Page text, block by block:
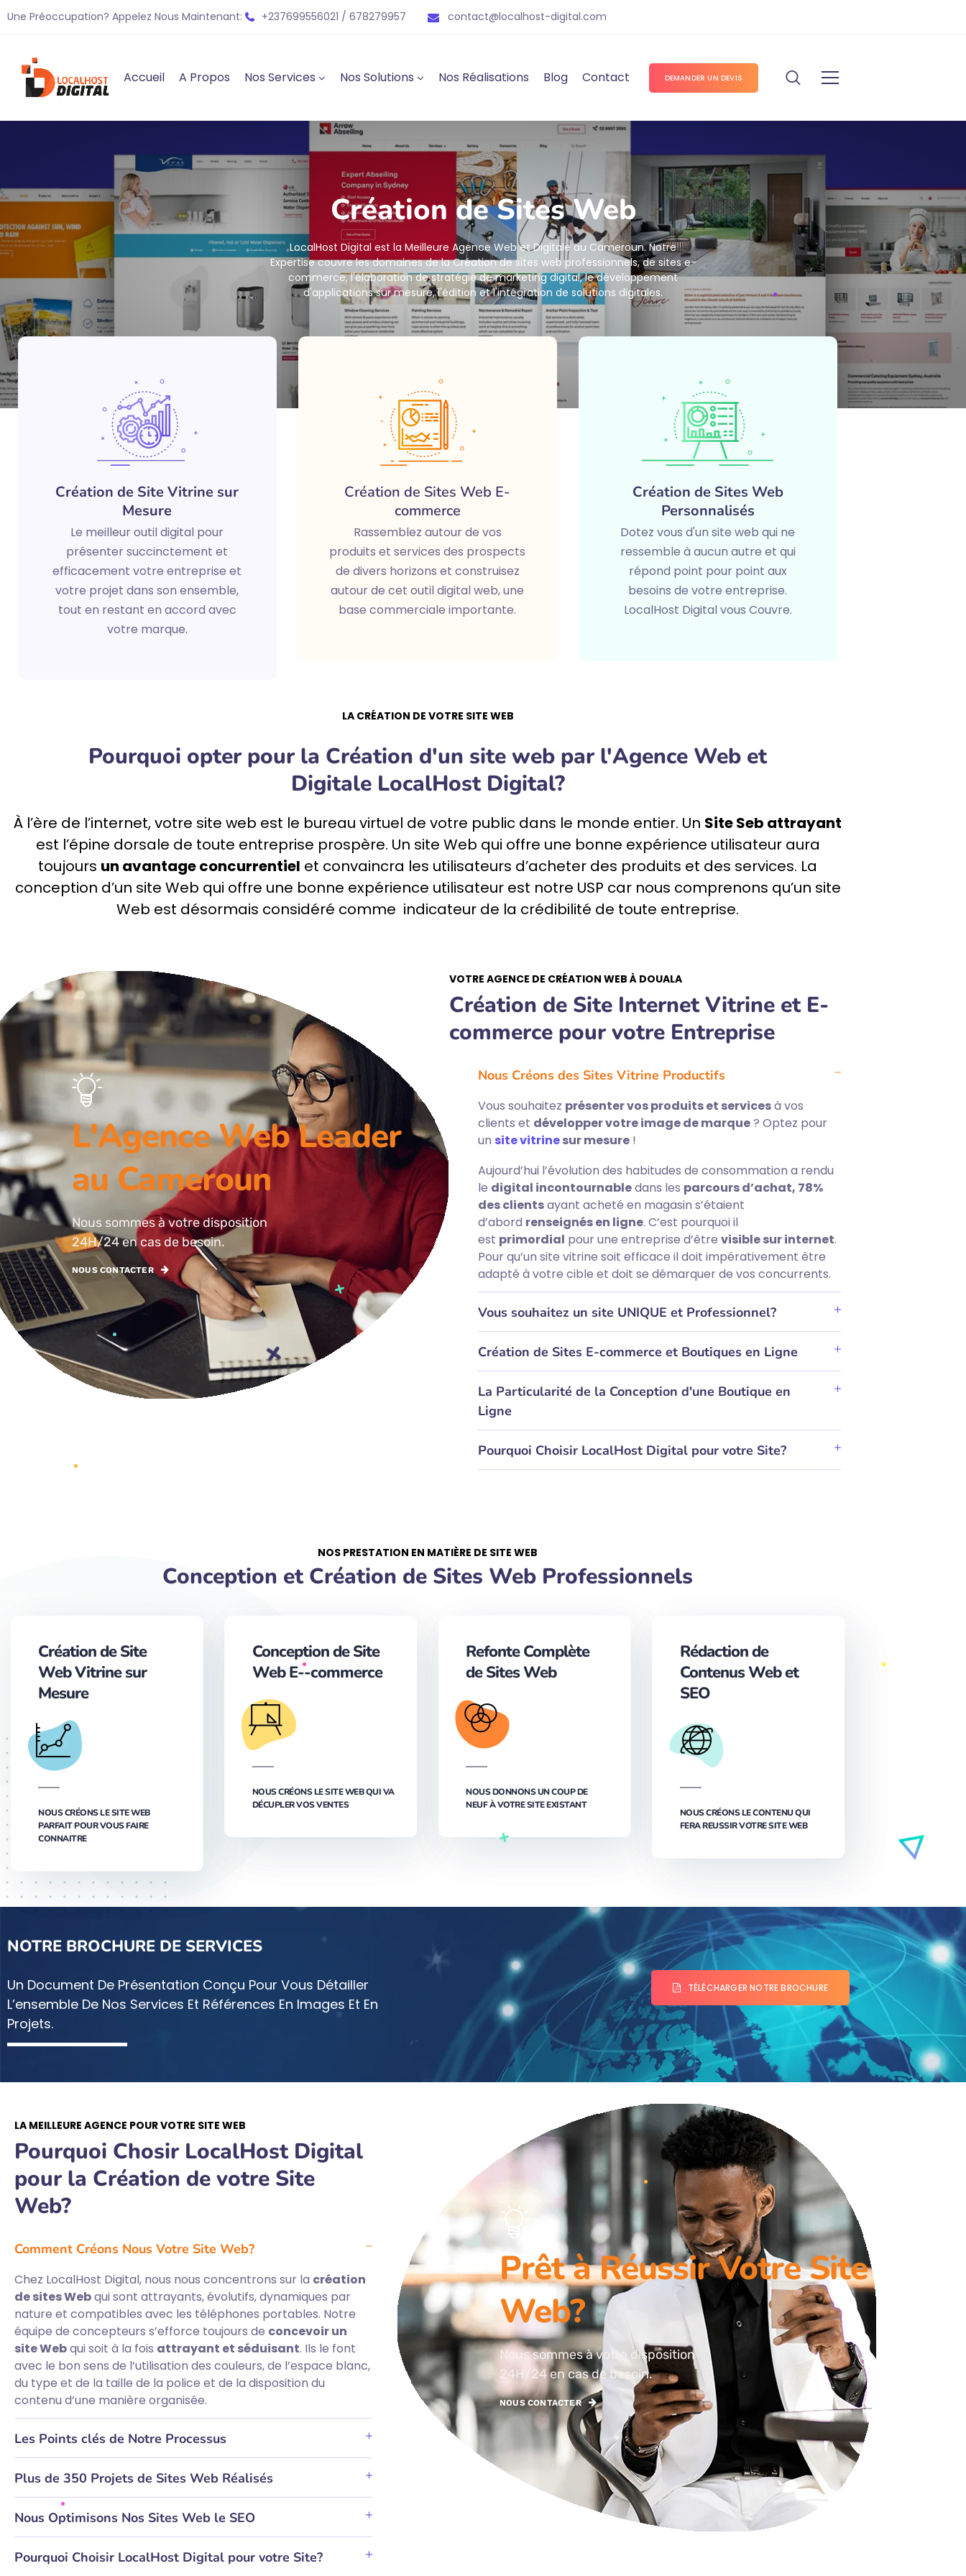
Une Préoccupation? Appelez Nous Maintenant: +237699556021 / 678279957 contact@localhost-digital.com
Accueil A Propos Nos Services Nos Solutions Nos Réalisations Blog Contact DEMANDER UN DEVIS
Création de Sites Web
LocalHost Digital est la Meilleure Agence Web et Digitale au Cameroun. Notre
Expertise couvre les domaines de la Création de sites web professionnels, de sites e-
commerce, l'élaboration de stratégie de marketing digital, le développement
d'applications sur mesure, l'édition et l'intégration de solutions digitales.
Création de Site Vitrine sur
Mesure
Le meilleur outil digital pour
présenter succinctement et
efficacement votre entreprise et
votre projet dans son ensemble,
tout en restant en accord avec
votre marque.
Création de Sites Web E-
commerce
Rassemblez autour de vos
produits et services des prospects
de divers horizons et construisez
autour de cet outil digital web, une
base commerciale importante.
Création de Sites Web
Personnalisés
Dotez vous d'un site web qui ne
ressemble à aucun autre et qui
répond point pour point aux
besoins de votre entreprise.
LocalHost Digital vous Couvre.
LA CRÉATION DE VOTRE SITE WEB
Pourquoi opter pour la Création d'un site web par l'Agence Web et
Digitale LocalHost Digital?
À l’ère de l’internet, votre site web est le bureau virtuel de votre public dans le monde entier. Un Site Seb attrayant
est l’épine dorsale de toute entreprise prospère. Un site Web qui offre une bonne expérience utilisateur aura
toujours un avantage concurrentiel et convaincra les utilisateurs d’acheter des produits et des services. La
conception d’un site Web qui offre une bonne expérience utilisateur est notre USP car nous comprenons qu’un site
Web est désormais considéré comme indicateur de la crédibilité de toute entreprise.
L'Agence Web Leader
au Cameroun
Nous sommes à votre disposition
24H/24 en cas de besoin.
NOUS CONTACTER
VOTRE AGENCE DE CRÉATION WEB À DOUALA
Création de Site Internet Vitrine et E-
commerce pour votre Entreprise
Nous Créons des Sites Vitrine Productifs
Vous souhaitez présenter vos produits et servicesà vos
clients et développer votre image de marque? Optez pour
un site vitrinesur mesure !
Aujourd’hui l’évolution des habitudes de consommation a rendu
le digital incontournabledans les parcours d’achat, 78%
des clientsayant acheté en magasin s’étaient
d’abord renseignés en ligne. C’est pourquoi il
est primordial pour une entreprise d’être visible sur internet.
Pour qu’un site vitrine soit efficace il doit impérativement être
adapté à votre cible et doit se démarquer de vos concurrents.
Vous souhaitez un site UNIQUE et Professionnel?
Création de Sites E-commerce et Boutiques en Ligne
La Particularité de la Conception d'une Boutique en
Ligne
Pourquoi Choisir LocalHost Digital pour votre Site?
NOS PRESTATION EN MATIÈRE DE SITE WEB
Conception et Création de Sites Web Professionnels
Création de Site
Web Vitrine sur
Mesure
NOUS CRÉONS LE SITE WEB
PARFAIT POUR VOUS FAIRE
CONNAITRE
Conception de Site
Web E--commerce
NOUS CRÉONS LE SITE WEB QUI VA
DÉCUPLER VOS VENTES
Refonte Complète
de Sites Web
NOUS DONNONS UN COUP DE
NEUF À VOTRE SITE EXISTANT
Rédaction de
Contenus Web et
SEO
NOUS CRÉONS LE CONTENU QUI
FERA REUSSIR VOTRE SITE WEB
NOTRE BROCHURE DE SERVICES
Un Document De Présentation Conçu Pour Vous Détailler
L’ensemble De Nos Services Et Références En Images Et En
Projets.
TÉLÉCHARGER NOTRE BROCHURE
LA MEILLEURE AGENCE POUR VOTRE SITE WEB
Pourquoi Chosir LocalHost Digital
pour la Création de votre Site
Web?
Comment Créons Nous Votre Site Web?
Chez LocalHost Digital, nous nous concentrons sur la création
de sites Webqui sont attrayants, évolutifs, dynamiques par
nature et compatibles avec les téléphones portables. Notre
équipe de concepteurs s’efforce toujours de concevoir un
site Webqui soit à la fois attrayant et séduisant. Ils le font
avec le bon sens de l’utilisation des couleurs, de l’espace blanc,
du type et de la taille de la police et de la disposition du
contenu d’une manière organisée.
Les Points clés de Notre Processus
Plus de 350 Projets de Sites Web Réalisés
Nous Optimisons Nos Sites Web le SEO
Pourquoi Choisir LocalHost Digital pour votre Site?
Prêt à Réussir Votre Site
Web?
Nous sommes à votre disposition
24H/24 en cas de besoin.
NOUS CONTACTER